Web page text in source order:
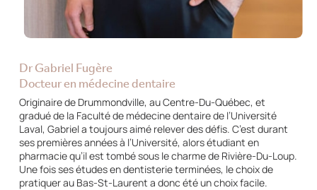
Dr Gabriel Fugère
Docteur en médecine dentaire
Originaire de Drummondville, au Centre-Du-Québec, et
gradué de la Faculté de médecine dentaire de l’Université
Laval, Gabriel a toujours aimé relever des défis. C’est durant
ses premières années à l’Université, alors étudiant en
pharmacie qu’il est tombé sous le charme de Rivière-Du-Loup.
Une fois ses études en dentisterie terminées, le choix de
pratiquer au Bas-St-Laurent a donc été un choix facile.